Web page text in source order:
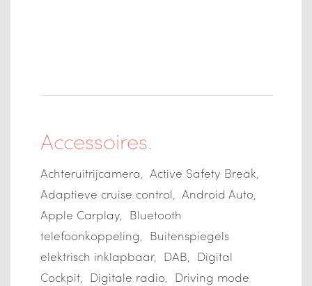
Accessoires.
Achteruitrijcamera
Active Safety Break
Adaptieve cruise control
Android Auto
Apple Carplay
Bluetooth
telefoonkoppeling
Buitenspiegels
elektrisch inklapbaar
DAB
Digital
Cockpit
Digitale radio
Driving mode